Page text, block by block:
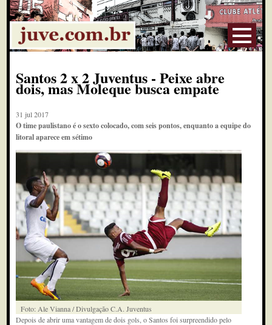
Santos 2 x 2 Juventus - Peixe abre
dois, mas Moleque busca empate
31 jul 2017
O time paulistano é o sexto colocado, com seis pontos, enquanto a equipe do
litoral aparece em sétimo
Foto: Ale Vianna / Divulgação C.A. Juventus
Depois de abrir uma vantagem de dois gols, o Santos foi surpreendido pelo